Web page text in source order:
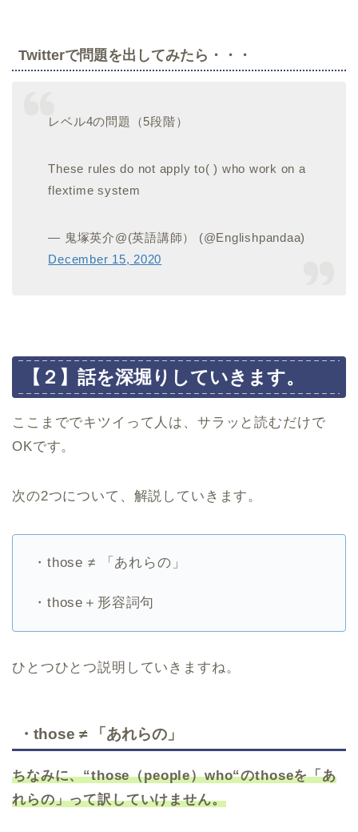
Twitterで問題を出してみたら・・・
レベル4の問題（5段階）
These rules do not apply to( ) who work on a
flextime system
— 鬼塚英介@(英語講師） (@Englishpandaa)
December 15, 2020
【２】話を深堀りしていきます。
ここまででキツイって人は、サラッと読むだけで
OKです。
次の2つについて、解説していきます。
・those ≠ 「あれらの」
・those＋形容詞句
ひとつひとつ説明していきますね。
・those ≠ 「あれらの」
ちなみに、“those（people）who“のthoseを「あ
れらの」って訳していけません。